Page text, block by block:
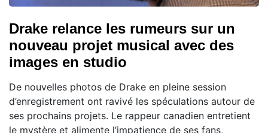
Drake relance les rumeurs sur un
nouveau projet musical avec des
images en studio
De nouvelles photos de Drake en pleine session
d’enregistrement ont ravivé les spéculations autour de
ses prochains projets. Le rappeur canadien entretient
le mystère et alimente l’impatience de ses fans,